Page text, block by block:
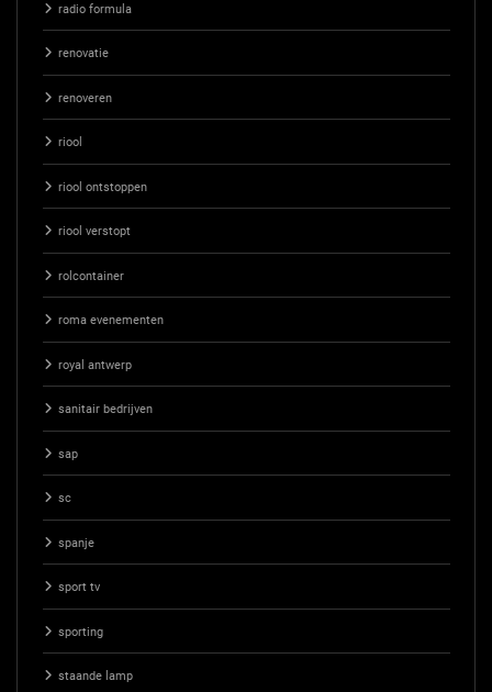
radio formula
renovatie
renoveren
riool
riool ontstoppen
riool verstopt
rolcontainer
roma evenementen
royal antwerp
sanitair bedrijven
sap
sc
spanje
sport tv
sporting
staande lamp